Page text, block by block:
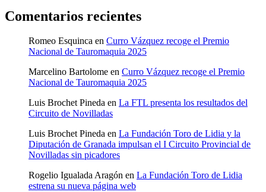
Comentarios recientes
Romeo Esquinca en Curro Vázquez recoge el Premio
Nacional de Tauromaquia 2025
Marcelino Bartolome en Curro Vázquez recoge el Premio
Nacional de Tauromaquia 2025
Luis Brochet Pineda en La FTL presenta los resultados del
Circuito de Novilladas
Luis Brochet Pineda en La Fundación Toro de Lidia y la
Diputación de Granada impulsan el I Circuito Provincial de
Novilladas sin picadores
Rogelio Igualada Aragón en La Fundación Toro de Lidia
estrena su nueva página web